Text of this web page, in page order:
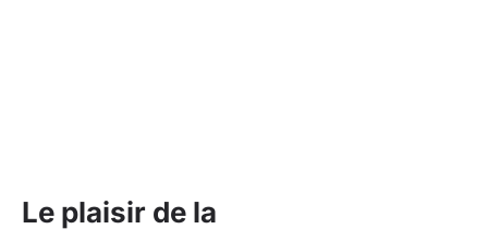
Le plaisir de la